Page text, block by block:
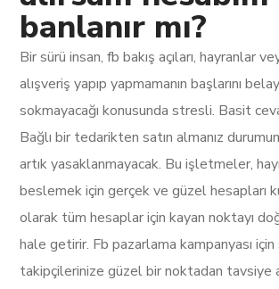
banlanır mı?
Bir sürü insan, fb bakış açıları, hayranlar
alışveriş yapıp yapmamanın başlarını
sokmayacağı konusunda stresli. Basit
Bağlı bir tedarikten satın almanız
artık yasaklanmayacak. Bu işletmeler,
beslemek için gerçek ve güzel hesapları
olarak tüm hesaplar için kayan noktayı
hale getirir. Fb pazarlama kampanyası için
takipçilerinize güzel bir noktadan tavsiye